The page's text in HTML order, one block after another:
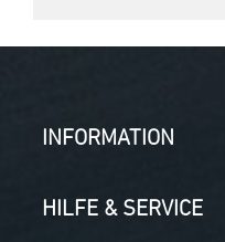
INFORMATION
HILFE & SERVICE